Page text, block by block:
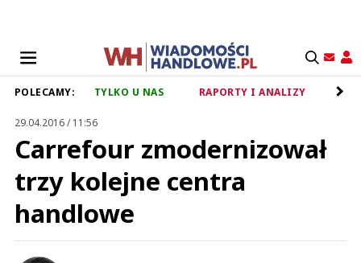
POLECAMY: TYLKO U NAS RAPORTY I ANALIZY
29.04.2016 / 11:56
Carrefour zmodernizował
trzy kolejne centra
handlowe